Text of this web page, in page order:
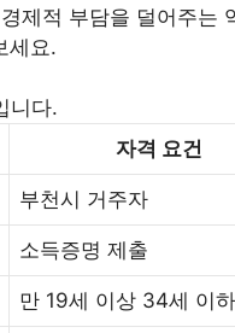
제적 부담을 덜어주는
세요.
니다.
자격 요건
부천시 거주자
소득증명 제출
만 19세 이상 34세 이하